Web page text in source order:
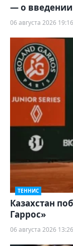
— о введении
06 августа 2026 19:16
ТЕННИС
Казахстан
Гаррос»
06 августа 2026 13:26